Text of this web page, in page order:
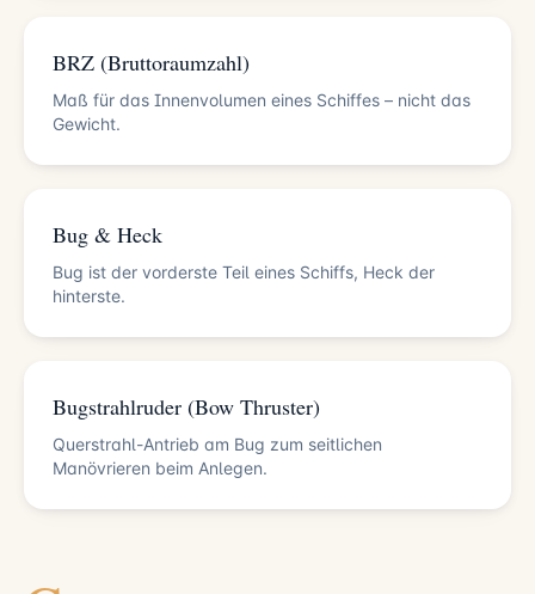
BRZ (Bruttoraumzahl)
Maß für das Innenvolumen eines Schiffes – nicht das
Gewicht.
Bug & Heck
Bug ist der vorderste Teil eines Schiffs, Heck der
hinterste.
Bugstrahlruder (Bow Thruster)
Querstrahl-Antrieb am Bug zum seitlichen
Manövrieren beim Anlegen.